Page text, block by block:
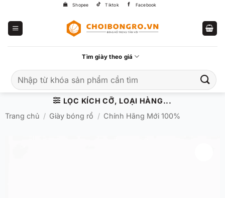
Shopee Tiktok Facebook
Tìm giày theo giá
kiếm:
LỌC KÍCH CỠ, LOẠI HÀNG...
Trang chủ / Giày bóng rổ / Chính Hãng Mới 100%